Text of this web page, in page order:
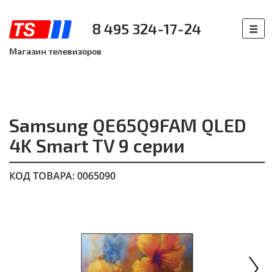
8 495 324-17-24
Магазин телевизоров
Samsung QE65Q9FAM QLED
4K Smart TV 9 серии
КОД ТОВАРА: 0065090